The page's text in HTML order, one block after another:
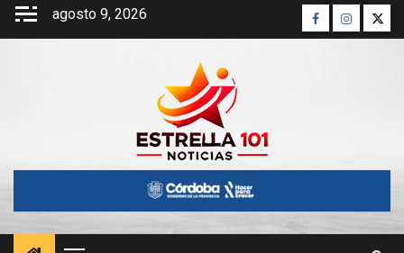
Saltar
agosto 9, 2026 Facebook
Instagram